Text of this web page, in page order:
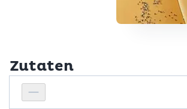
Zutaten
Personenanzahl verringern
Personenanzahl